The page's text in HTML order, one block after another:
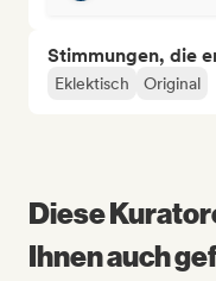
Stimmungen, die
Eklektisch Original
Diese
Ihnen auch